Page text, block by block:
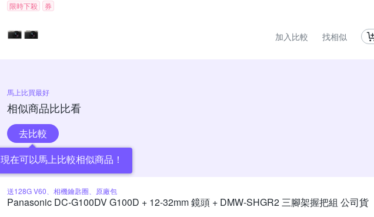
限時下殺 券
加入比較 找相似
馬上比買最好
相似商品比比看
去比較
現在可以馬上比較相似商品！
送128G V60、相機鑰匙圈、原廠包
Panasonic DC-G100DV G100D + 12-32mm 鏡頭 + DMW-SHGR2 三腳架握把組 公司貨